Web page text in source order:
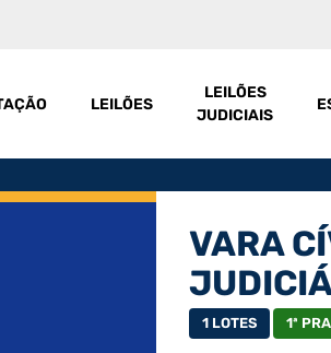
LEILÕES
LEILÕES
JUDICIAIS
VARA
1 LOTES 1ª